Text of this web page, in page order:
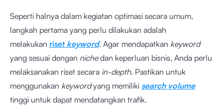
Seperti halnya dalam kegiatan optimasi secara umum,
langkah pertama yang perlu dilakukan adalah
melakukan riset keyword. Agar mendapatkan keyword
yang sesuai dengan nichedan keperluan bisnis, Anda perlu
melaksanakan riset secara in-depth. Pastikan untuk
menggunakan keywordyang memiliki search volume
tinggi untuk dapat mendatangkan trafik.